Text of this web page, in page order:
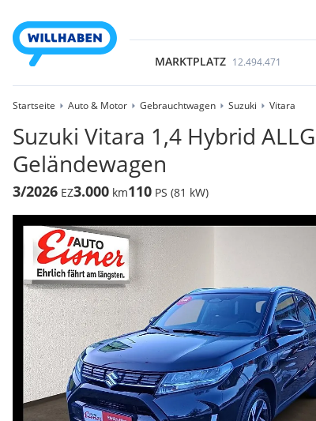
MARKTPLATZ 12.494.471
Startseite Auto & Motor Gebrauchtwagen Suzuki Vitara
Suzuki Vitara 1,4 Hybrid
Geländewagen
3/2026 EZ3.000 km110 PS (81 kW)